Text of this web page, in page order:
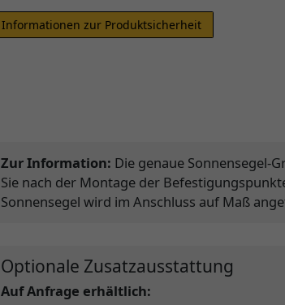
Informationen zur Produktsicherheit
Zur Information: Die genaue Sonnensegel-
Sie nach der Montage der
Sonnensegel wird im Anschluss auf Maß
Optionale Zusatzausstattung
Auf Anfrage erhältlich: